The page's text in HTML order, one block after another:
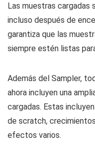
Las muestras cargadas
incluso después de
garantiza que las
siempre estén listas
Además del Sampler,
ahora incluyen una
cargadas. Estas
de scratch,
efectos varios.